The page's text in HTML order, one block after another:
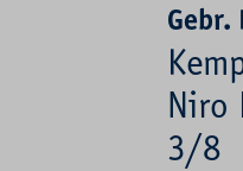
Gebr.
Niro
3/8